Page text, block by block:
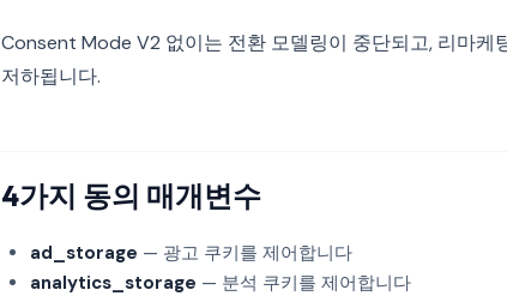
Consent Mode V2 없이는 전환 모델링이 중단되고, 리마케
저하됩니다.
4가지 동의 매개변수
ad_storage — 광고 쿠키를 제어합니다
analytics_storage — 분석 쿠키를 제어합니다